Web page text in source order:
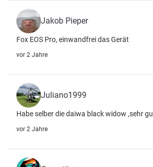
Jakob Pieper
Fox EOS Pro, einwandfrei das Gerät
vor 2 Jahre
Juliano1999
Habe selber die daiwa black widow ,sehr
vor 2 Jahre